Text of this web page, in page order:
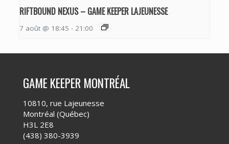
RIFTBOUND NEXUS – GAME KEEPER LAJEUNESSE
7 août @ 18:45 - 21:00
GAME KEEPER MONTRÉAL
10810, rue Lajeunesse
Montréal (Québec)
H3L 2E8
(438) 380-3939